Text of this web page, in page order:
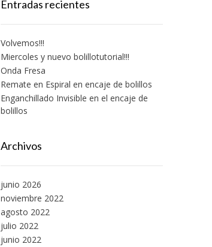
Entradas recientes
Volvemos!!!
Miercoles y nuevo bolillotutorial!!!
Onda Fresa
Remate en Espiral en encaje de bolillos
Enganchillado Invisible en el encaje de
bolillos
Archivos
junio 2026
noviembre 2022
agosto 2022
julio 2022
junio 2022